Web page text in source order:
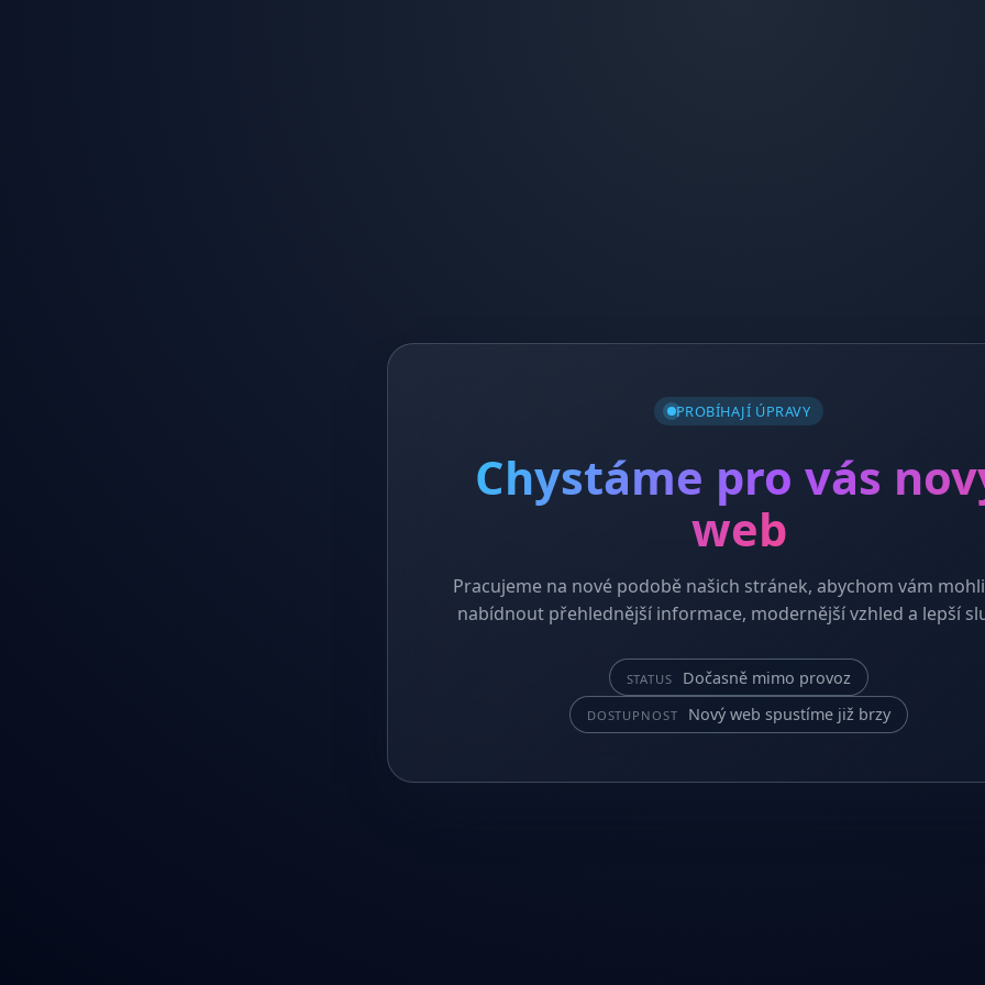
PROBÍHAJÍ ÚPRAVY
Chystáme pro vás
web
Pracujeme na nové podobě našich stránek, abychom vám
nabídnout přehlednější informace, modernější vzhled a lepší
STATUS Dočasně mimo provoz
DOSTUPNOST Nový web spustíme již brzy